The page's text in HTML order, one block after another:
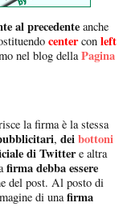
al precedente anche
centercon left
nel blog della Pagina
la firma è la stessa
, deibottoni
di Twittere altra
firma debba essere
del post. Al posto di
di unafirma